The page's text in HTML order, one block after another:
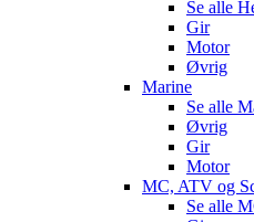
Se alle
Gir
Motor
Øvrig
Marine
Se alle
Øvrig
Gir
Motor
MC, ATV og
Se alle